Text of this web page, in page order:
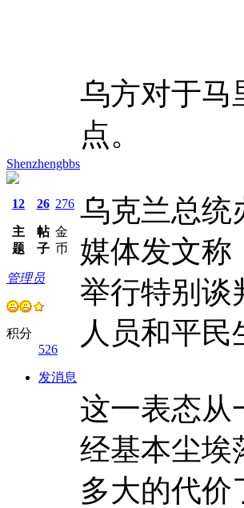
Shenzhengbbs
12
主
题
26
帖
子
276
金
币
管理员
积分
526
发消息
乌方对于马
点。
乌克兰总统
媒体发文称
举行特别谈
人员和平民
这一表态从
经基本尘埃
多大的代价